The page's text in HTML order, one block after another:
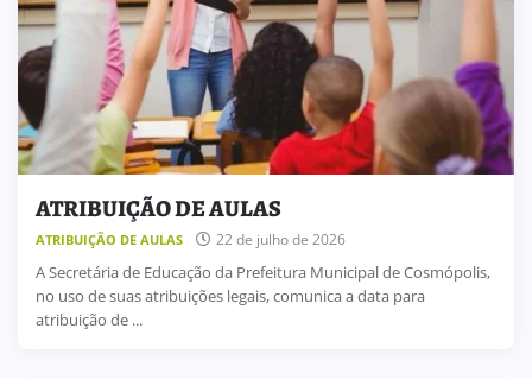
ATRIBUIÇÃO DE AULAS
ATRIBUIÇÃO DE AULAS 22 de julho de 2026
A Secretária de Educação da Prefeitura Municipal de Cosmópolis,
no uso de suas atribuições legais, comunica a data para
atribuição de ...